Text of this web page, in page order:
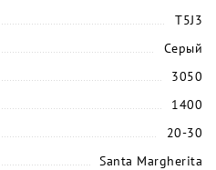
T5J3
Серый
3050
1400
20-30
Santa Margherita